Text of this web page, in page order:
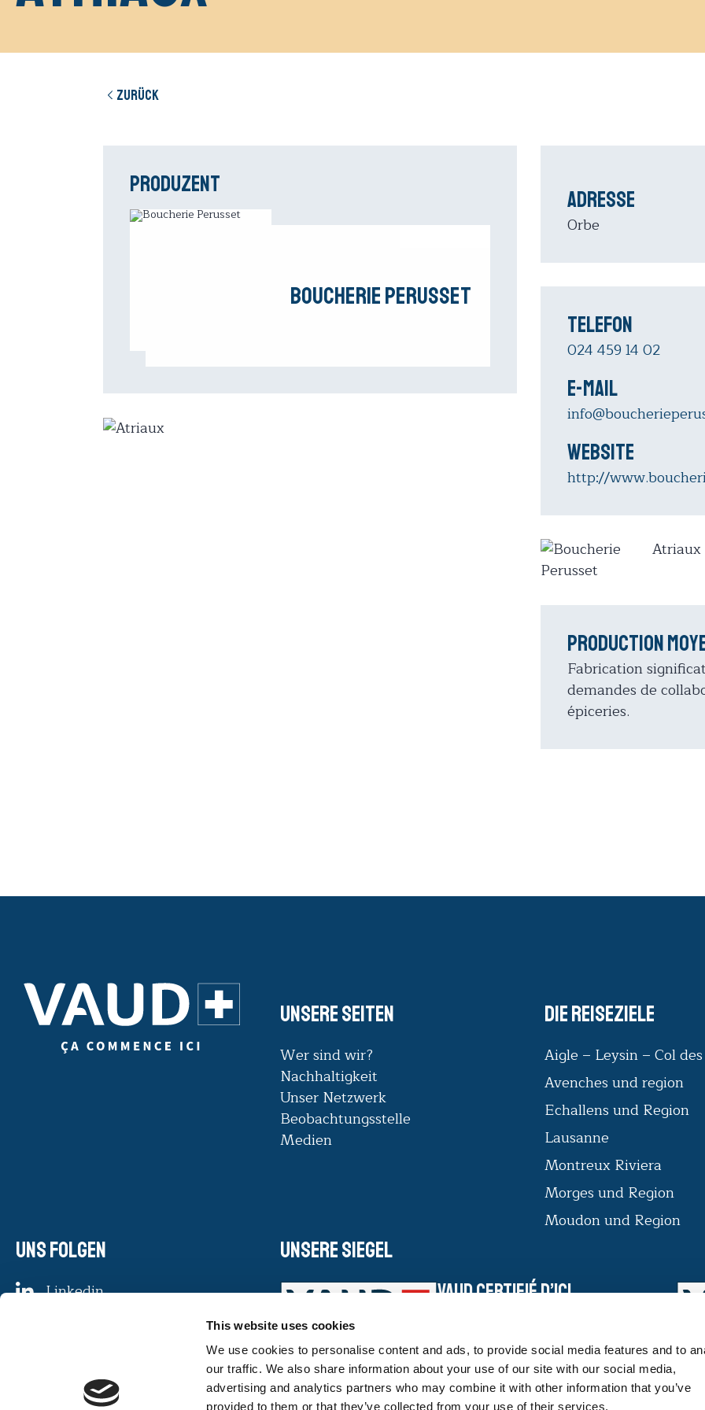
This website uses cookies
We use cookies to personalise content and ads, to provide social media features and to
our traffic. We also share information about your use of our site with our social media,
advertising and analytics partners who may combine it with other information that you’ve
provided to them or that they’ve collected from your use of their services.
Zurück
Produzent
Boucherie Perusset
Adresse
Orbe
Telefon
024 459 14 02
E-Mail
Website
http://
Atriaux
Production
Fabrication
demandes de
épiceries.
Unsere Seiten
Wer sind wir?
Nachhaltigkeit
Unser Netzwerk
Beobachtungsstelle
Medien
Die Reiseziele
Aigle – Leysin – Col
Avenches und region
Echallens und Region
Lausanne
Montreux Riviera
Morges und Region
Moudon und Region
Uns folgen
Linkedin
Unsere Siegel
VAUD CERTIFIÉ D’ICI
Know-how und die Rückverfolgbarkeit
von Waadtländer Produkten.
MEHR DAZU